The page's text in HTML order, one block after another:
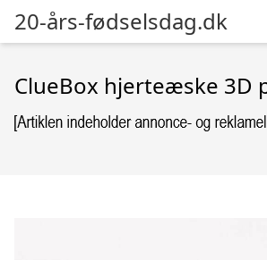
20-års-fødselsdag.dk
ClueBox hjerteæske 3D